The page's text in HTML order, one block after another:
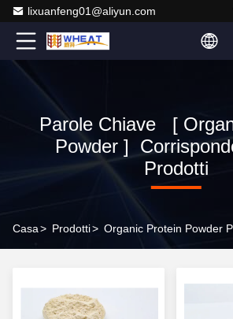
lixuanfeng01@aliyun.com
Parole Chiave [
Powder ]
Prodotti
Casa> Prodotti> Organic Protein Powder